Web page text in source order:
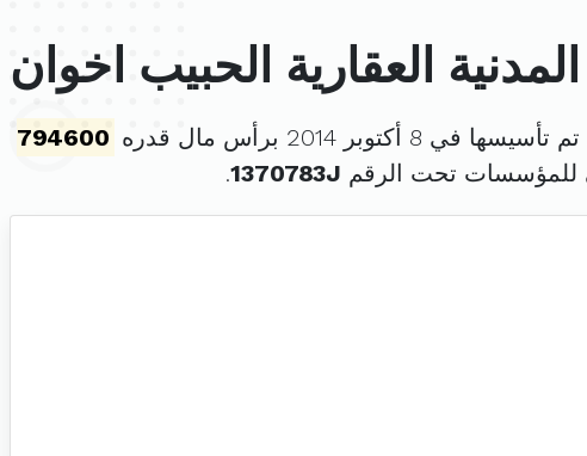
العقارية الحبيب اخوان
تأسيسها في 8 أكتوبر 2014 برأس مال قدره
794600
للمؤسسات تحت الرقم 1370783J
.